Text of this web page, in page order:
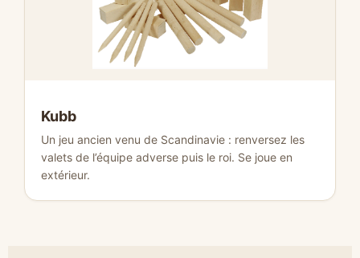
Kubb
Un jeu ancien venu de Scandinavie : renversez les
valets de l’équipe adverse puis le roi. Se joue en
extérieur.